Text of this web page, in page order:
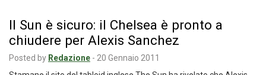
Il Sun è sicuro: il Chelsea è pronto a
chiudere per Alexis Sanchez
Posted by Redazione - 20 Gennaio 2011